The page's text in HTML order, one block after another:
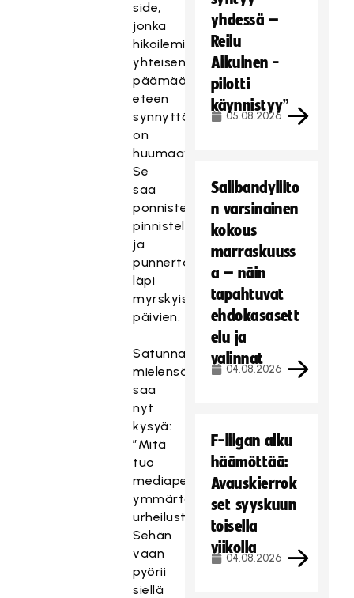
side,
jonka
hikoileminen
yhteisen
päämäärän
eteen
synnyttää
on
huumaava.
Se
saa
ponnistelemaan,
pinnistelemään
ja
punnertamaan
läpi
myrskyistenkin
päivien.
Satunnainen
mielensäpahoittaja
saa
nyt
kysyä:
”Mitä
tuo
mediapelle
ymmärtää
urheilusta?
Sehän
vaan
pyörii
siellä
yhdessä –
Reilu
Aikuinen -
pilotti
käynnistyy”
05.08.2026
Salibandyliito
n varsinainen
kokous
marraskuuss
a – näin
tapahtuvat
ehdokasasett
elu ja
valinnat
04.08.2026
F-liigan alku
häämöttää:
Avauskierrok
set syyskuun
toisella
viikolla
04.08.2026